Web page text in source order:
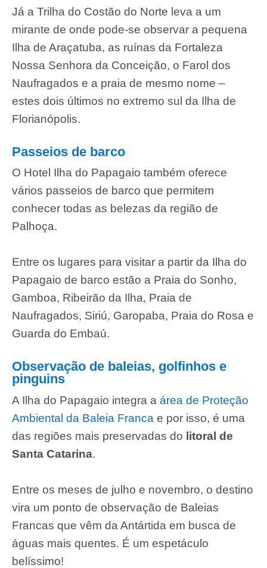
Já a Trilha do Costão do Norte leva a um
mirante de onde pode-se observar a pequena
Ilha de Araçatuba, as ruínas da Fortaleza
Nossa Senhora da Conceição, o Farol dos
Naufragados e a praia de mesmo nome –
estes dois últimos no extremo sul da Ilha de
Florianópolis.
Passeios de barco
O Hotel Ilha do Papagaio também oferece
vários passeios de barco que permitem
conhecer todas as belezas da região de
Palhoça.
Entre os lugares para visitar a partir da Ilha do
Papagaio de barco estão a Praia do Sonho,
Gamboa, Ribeirão da Ilha, Praia de
Naufragados, Siriú, Garopaba, Praia do Rosa e
Guarda do Embaú.
Observação de baleias, golfinhos e
pinguins
A Ilha do Papagaio integra a área de Proteção
Ambiental da Baleia Franca e por isso, é uma
das regiões mais preservadas do litoral de
Santa Catarina.
Entre os meses de julho e novembro, o destino
vira um ponto de observação de Baleias
Francas que vêm da Antártida em busca de
águas mais quentes. É um espetáculo
belíssimo!